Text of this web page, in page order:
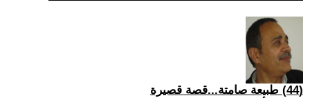
(44) طبيعة صامتة...قصة قصيرة